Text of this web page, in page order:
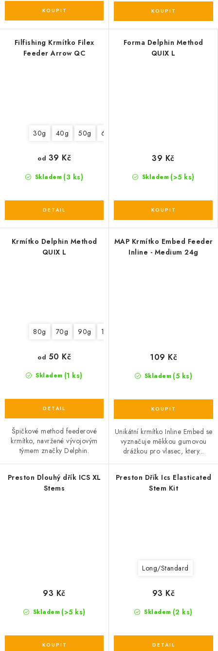
Filfishing Krmítko Filex
Feeder Arrow QC
30g 40g 50g 60g
Skladem (3 ks)
od 39 Kč
Forma Delphin Method
QUIX L
Skladem (>5 ks)
39 Kč
Krmítko Delphin Method
QUIX L
80g 70g 90g 100g
Skladem (1 ks)
od 50 Kč
Špičkové method feederové
krmítko, navržené vývojovým
týmem značky Delphin.
MAP Krmítko Embed Feeder
Inline - Medium 24g
Skladem (5 ks)
109 Kč
Unikátní krmítko Inline Embed se
vyznačuje měkkou gumovou
drážkou pro vlasec, ktery...
Preston Dlouhý dřík ICS XL
Stems
Skladem (>5 ks)
93 Kč
Preston Dřík Ics Elasticated
Stem Kit
Long/Standard
Skladem (2 ks)
93 Kč